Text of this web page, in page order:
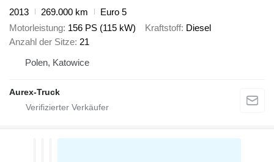
2013
269.000 km
Euro 5
Motorleistung 156 PS (115 kW) Kraftstoff Diesel
Anzahl der Sitze 21
Polen, Katowice
Aurex-Truck